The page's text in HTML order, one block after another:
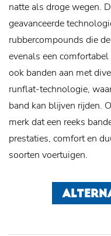
natte als droge wegen.
geavanceerde
rubbercompounds die
evenals een
ook banden aan met
runflat-technologie,
band kan blijven rijden.
merk dat een reeks
prestaties, comfort en
soorten voertuigen.